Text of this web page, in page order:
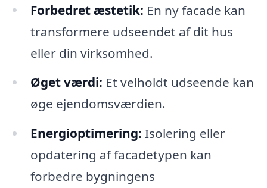
Forbedret æstetik: En ny facade kan
transformere udseendet af dit hus
eller din virksomhed.
Øget værdi: Et velholdt udseende kan
øge ejendomsværdien.
Energioptimering: Isolering eller
opdatering af facadetypen kan
forbedre bygningens